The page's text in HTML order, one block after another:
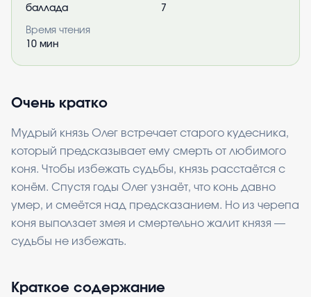
баллада
7
Время чтения
10 мин
Очень кратко
Мудрый князь Олег встречает старого кудесника,
который предсказывает ему смерть от любимого
коня. Чтобы избежать судьбы, князь расстаётся с
конём. Спустя годы Олег узнаёт, что конь давно
умер, и смеётся над предсказанием. Но из черепа
коня выползает змея и смертельно жалит князя —
судьбы не избежать.
Краткое содержание